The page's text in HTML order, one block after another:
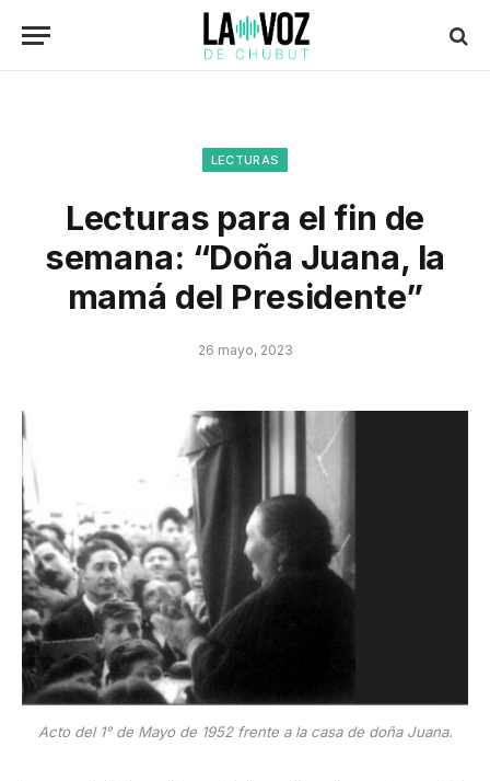
LECTURAS
Lecturas para el fin de
semana: “Doña Juana, la
mamá del Presidente”
26 mayo, 2023
Acto del 1° de Mayo de 1952 frente a la casa de doña Juana.